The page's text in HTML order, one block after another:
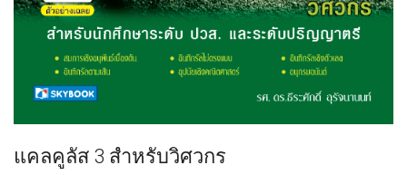
แคลคูลัส 3 สำหรับวิศวกร